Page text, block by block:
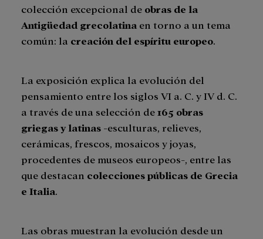
colección excepcional de obras de la
Antigüedad grecolatina en torno a un tema
común: la creación del espíritu europeo.
La exposición explica la evolución del
pensamiento entre los siglos VI a. C. y IV d. C.
a través de una selección de165 obras
griegas y latinas -esculturas, relieves,
cerámicas, frescos, mosaicos y joyas,
procedentes de museos europeos-, entre las
que destacan colecciones públicas de Grecia
e Italia.
Las obras muestran la evolución desde un